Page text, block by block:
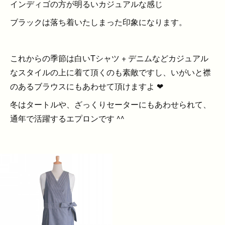
インディゴの方が明るいカジュアルな感じ
ブラックは落ち着いたしまった印象になります。
これからの季節は白いTシャツ + デニムなどカジュアル
なスタイルの上に着て頂くのも素敵ですし、いがいと襟
のあるブラウスにもあわせて頂けますよ ❤︎
冬はタートルや、ざっくりセーターにもあわせられて、
通年で活躍するエプロンです ^^